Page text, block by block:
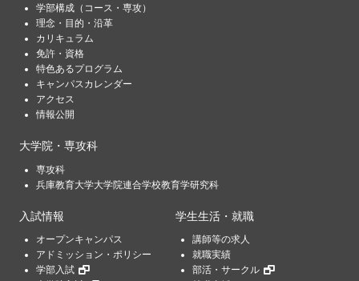
学部構成（コース・専攻）
理念・目的・沿革
カリキュラム
免許・資格
特色あるプログラム
キャンパスカレンダー
アクセス
情報公開
大学院・専攻科
専攻科
兵庫教育大学大学院連合学校教育学研究科
入試情報
オープンキャンパス
アドミッション・ポリシー
学部入試
学生生活・就職
講師等の求人
就職実績
部活・サークル